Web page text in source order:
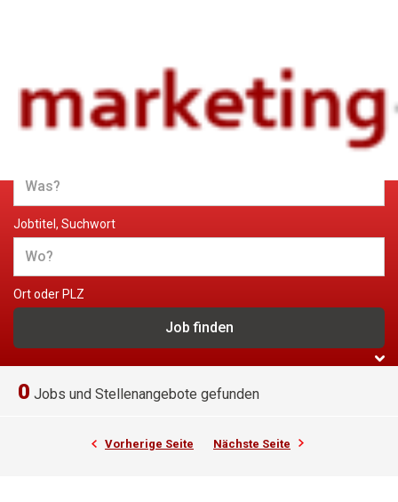
Jobs und Stellenangebote im
Marketing
Jobtitel, Suchwort
Ort oder PLZ
0 Jobs und Stellenangebote gefunden
Vorherige Seite Nächste Seite